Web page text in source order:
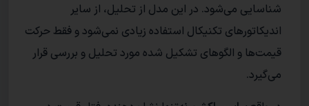
شناسایی می‌شود. در این مدل از تحلیل، از سایر
اندیکاتور‌های تکنیکال استفاده‌ زیادی نمی‌شود و فقط حرکت‌
قیمت‌ها و الگو‌های تشکیل شده مورد تحلیل و بررسی قرار
می‌گیرد.